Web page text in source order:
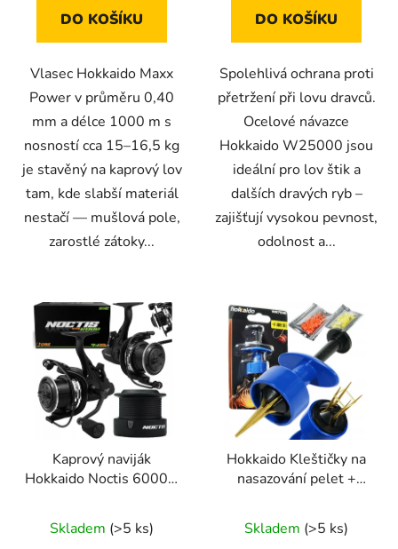
hvězdiček.
DO KOŠÍKU
Vlasec Hokkaido Maxx
Power v průměru 0,40
mm a délce 1000 m s
nosností cca 15–16,5 kg
je stavěný na kaprový lov
tam, kde slabší materiál
nestačí — mušlová pole,
zarostlé zátoky...
DO KOŠÍKU
Spolehlivá ochrana proti
přetržení při lovu dravců.
Ocelové návazce
Hokkaido W25000 jsou
ideální pro lov štik a
dalších dravých ryb –
zajišťují vysokou pevnost,
odolnost a...
Kaprový naviják
Hokkaido Noctis 6000 s
náhradní cívkou pro
univerzální lov
Skladem (>5 ks)
Hokkaido Kleštičky na
nasazování pelet +
hodnocení
Skladem (>5 ks)